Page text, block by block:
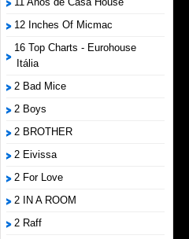
12 Inches Of Micmac
16 Top Charts - Eurohouse
Itália
2 Bad Mice
2 Boys
2 BROTHER
2 Eivissa
2 For Love
2 IN A ROOM
2 Raff